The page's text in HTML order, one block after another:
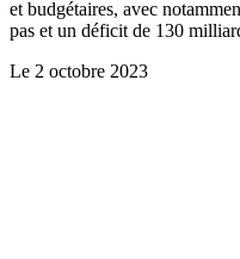
et budgétaires, avec
pas et un déficit de 130
Le 2 octobre 2023